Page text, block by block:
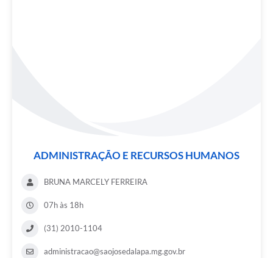
ADMINISTRAÇÃO E RECURSOS HUMANOS
BRUNA MARCELY FERREIRA
07h às 18h
(31) 2010-1104
administracao@saojosedalapa.mg.gov.br